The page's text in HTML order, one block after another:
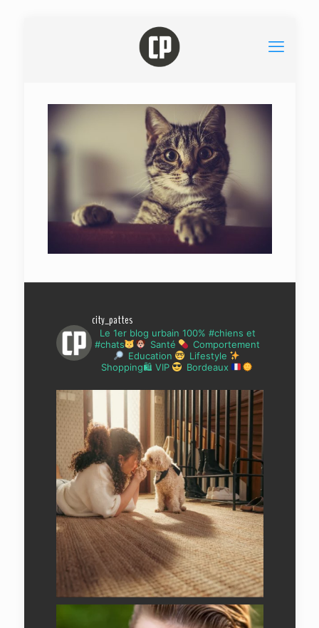
city_pattes
Le 1er blog urbain 100% #chiens et
#chats
Santé
Comportement
Education
Lifestyle
Shopping🛍 VIP
Bordeaux